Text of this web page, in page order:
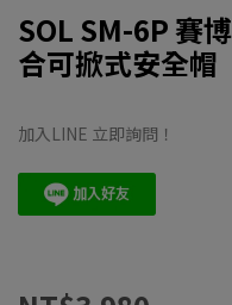
SOL SM-6P 賽
合可掀式安全帽
加入LINE 立即詢問！